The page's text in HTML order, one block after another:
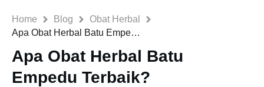
Home Blog
Obat Herbal
Apa Obat Herbal Batu Empedu Terbaik?
Apa Obat Herbal Batu
Empedu Terbaik?